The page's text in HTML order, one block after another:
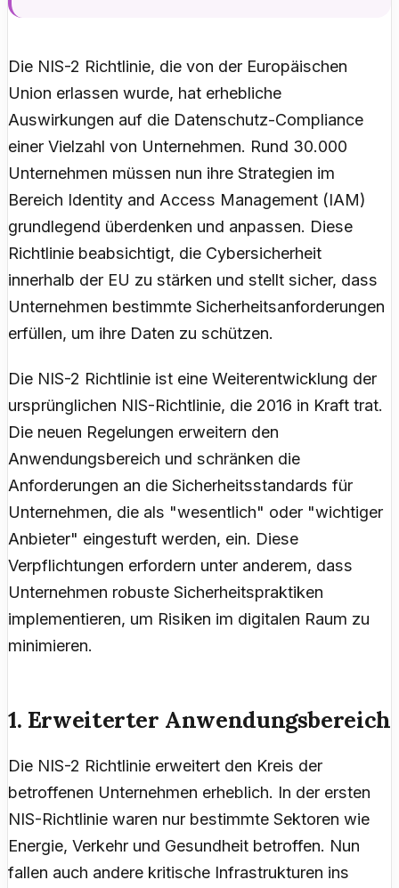
Die NIS-2 Richtlinie, die von der Europäischen
Union erlassen wurde, hat erhebliche
Auswirkungen auf die Datenschutz-Compliance
einer Vielzahl von Unternehmen. Rund 30.000
Unternehmen müssen nun ihre Strategien im
Bereich Identity and Access Management (IAM)
grundlegend überdenken und anpassen. Diese
Richtlinie beabsichtigt, die Cybersicherheit
innerhalb der EU zu stärken und stellt sicher, dass
Unternehmen bestimmte Sicherheitsanforderungen
erfüllen, um ihre Daten zu schützen.
Die NIS-2 Richtlinie ist eine Weiterentwicklung der
ursprünglichen NIS-Richtlinie, die 2016 in Kraft trat.
Die neuen Regelungen erweitern den
Anwendungsbereich und schränken die
Anforderungen an die Sicherheitsstandards für
Unternehmen, die als "wesentlich" oder "wichtiger
Anbieter" eingestuft werden, ein. Diese
Verpflichtungen erfordern unter anderem, dass
Unternehmen robuste Sicherheitspraktiken
implementieren, um Risiken im digitalen Raum zu
minimieren.
1. Erweiterter Anwendungsbereich
Die NIS-2 Richtlinie erweitert den Kreis der
betroffenen Unternehmen erheblich. In der ersten
NIS-Richtlinie waren nur bestimmte Sektoren wie
Energie, Verkehr und Gesundheit betroffen. Nun
fallen auch andere kritische Infrastrukturen ins